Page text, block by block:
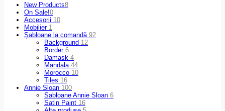
New Products8
On Sale!0
Accesorii 10
Mobilier 1
Șabloane la comandă 92
Background 12
Border 6
Damask 4
Mandala 44
Morocco 10
Tiles 16
Annie Sloan 100
Sabloane Annie Sloan 6
Satin Paint 16